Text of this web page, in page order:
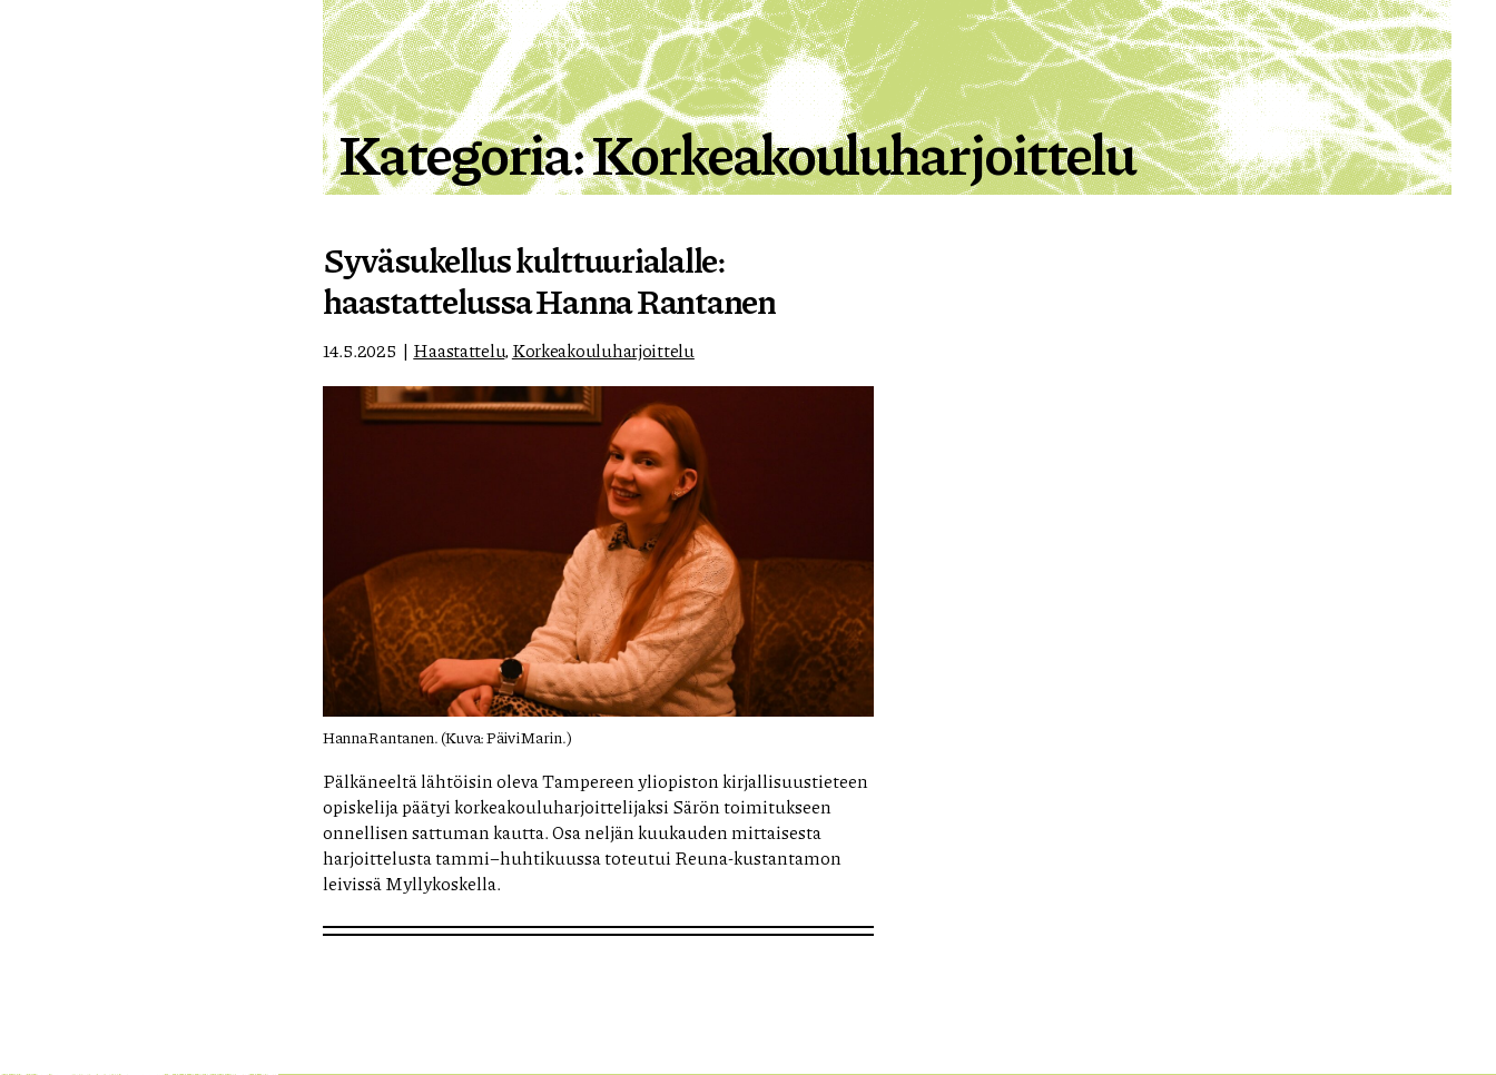
Kategoria:Korkeakouluharjoittelu
Syväsukellus kulttuurialalle:
haastattelussa Hanna Rantanen
14.5.2025 Haastattelu, Korkeakouluharjoittelu
Hanna Rantanen. (Kuva: Päivi Marin.)
Pälkäneeltä lähtöisin oleva Tampereen yliopiston kirjallisuustieteen
opiskelija päätyi korkeakouluharjoittelijaksi Särön toimitukseen
onnellisen sattuman kautta. Osa neljän kuukauden mittaisesta
harjoittelusta tammi–huhtikuussa toteutui Reuna-kustantamon
leivissä Myllykoskella.